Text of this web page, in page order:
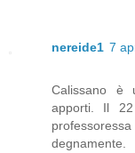
nereide1 7
Calissano è
apporti. Il
degnamente.